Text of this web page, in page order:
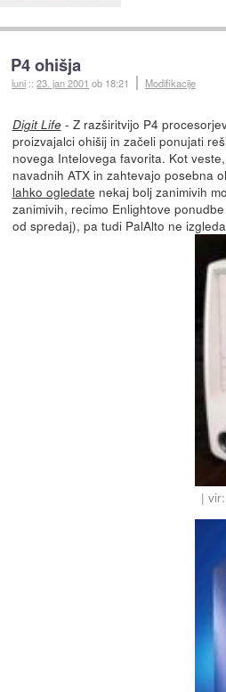
P4 ohišja
luni ::23. jan 2001 ob 18:21 Modifikacije
Digit Life- Z razširitvijo P4
proizvajalci ohišij in začeli ponujati
novega Intelovega favorita. Kot
navadnih ATX in zahtevajo posebna
lahko ogledate nekaj bolj zanimivih
zanimivih, recimo Enlightove
od spredaj), pa tudi PalAlto ne
vir: